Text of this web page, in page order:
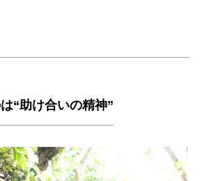
“助け合いの精神”